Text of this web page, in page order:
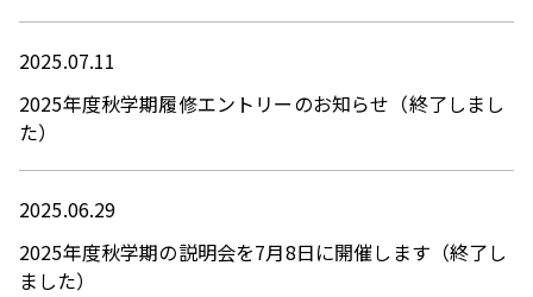
2025.07.11
2025年度秋学期履修エントリーのお知らせ（終了しまし
た）
2025.06.29
2025年度秋学期の説明会を7月8日に開催します（終了し
ました）